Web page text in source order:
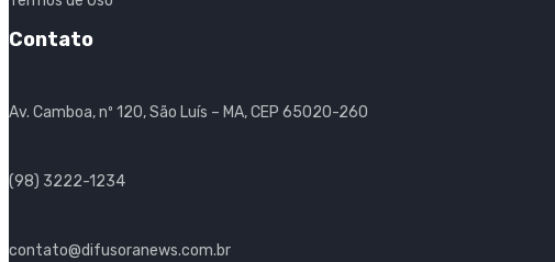
Contato
Av. Camboa, nº 120, São Luís – MA, CEP 65020-260
(98) 3222-1234
contato@difusoranews.com.br